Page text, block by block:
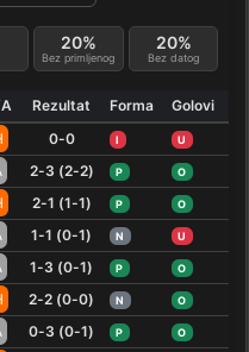
Bez primljenog
20%
Bez datog
20%
Rezultat Forma
Golovi
0-0 I U
2-3 (2-2) P O
2-1 (1-1) P O
1-1 (0-1) N U
1-3 (0-1) P O
2-2 (0-0) N O
0-3 (0-1) P O